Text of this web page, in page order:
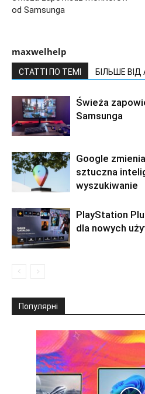
od Samsunga
maxwelhelp
СТАТТІ ПО ТЕМІ БІЛЬШЕ
Świeża
Samsunga
Google
sztuczna
wyszukiwanie
PlayStation
dla nowych
Популярні